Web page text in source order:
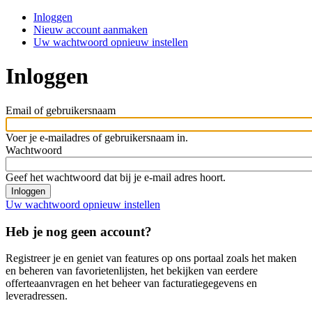
Primaire
tabs
Inloggen
tabblad)
Nieuw account aanmaken
Uw wachtwoord opnieuw instellen
Inloggen
Email of gebruikersnaam
Voer je e-mailadres of gebruikersnaam in.
Wachtwoord
Geef het wachtwoord dat bij je e-mail adres hoort.
Uw wachtwoord opnieuw instellen
Heb je nog geen account?
Registreer je en geniet van features op ons portaal zoals het maken
en beheren van favorietenlijsten, het bekijken van eerdere
offerteaanvragen en het beheer van facturatiegegevens en
leveradressen.